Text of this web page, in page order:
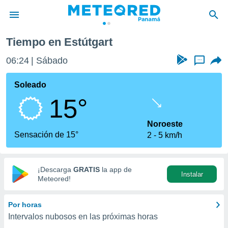
de
ha
calidad.
a este
las
y
digital
basada
Tiempo en Estútgart
06:24 Sábado ...
Soleado
15°
Sensación de 15°
Noroeste
2
5 km/h
¡Descarga GRATIS la app de
Meteored!
Instalar
Por horas
Intervalos nubosos en las próximas horas